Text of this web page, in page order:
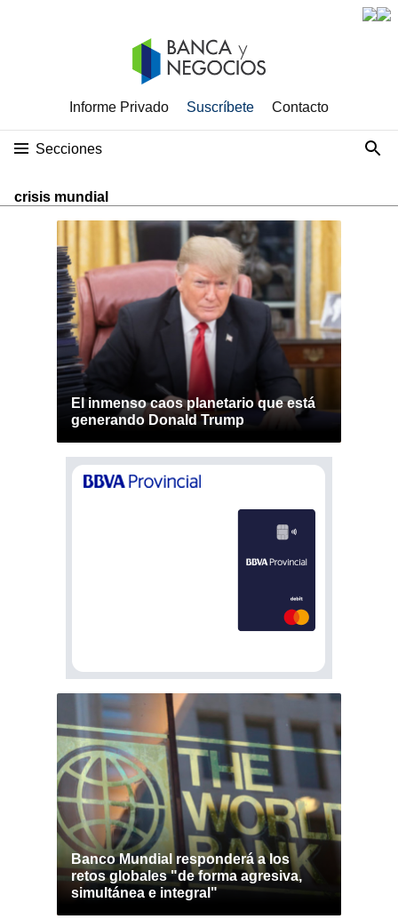
Informe Privado Suscríbete Contacto
Secciones
crisis mundial
El inmenso caos planetario que está
generando Donald Trump
Banco Mundial responderá a los
retos globales "de forma agresiva,
simultánea e integral"